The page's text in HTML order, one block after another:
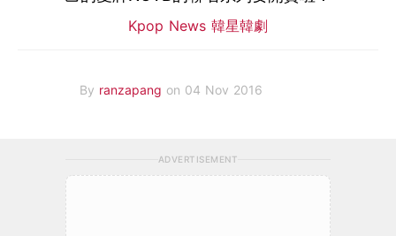
Kpop News 韓星韓劇
By ranzapang on 04 Nov 2016
ADVERTISEMENT